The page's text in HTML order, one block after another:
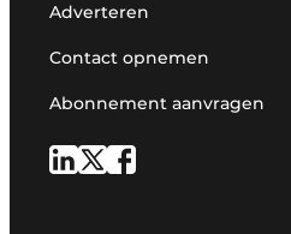
Adverteren
Contact opnemen
Abonnement aanvragen